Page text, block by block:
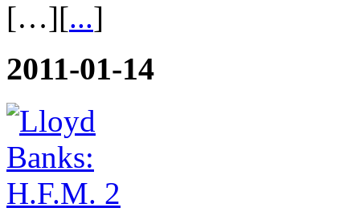
inte har något illa att säga
[…][...]
2011-01-14